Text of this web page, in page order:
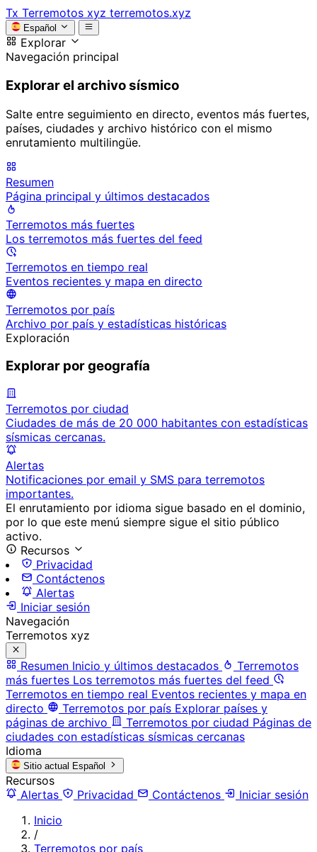
Tx Terremotos xyz terremotos.xyz
Español
Explorar
Navegación principal
Explorar el archivo sísmico
Salte entre seguimiento en directo, eventos más fuertes,
países, ciudades y archivo histórico con el mismo
enrutamiento multilingüe.
Resumen
Página principal y últimos destacados
Terremotos más fuertes
Los terremotos más fuertes del feed
Terremotos en tiempo real
Eventos recientes y mapa en directo
Terremotos por país
Archivo por país y estadísticas históricas
Exploración
Explorar por geografía
Terremotos por ciudad
Ciudades de más de 20 000 habitantes con estadísticas
sísmicas cercanas.
Alertas
Notificaciones por email y SMS para terremotos
importantes.
El enrutamiento por idioma sigue basado en el dominio,
por lo que este menú siempre sigue el sitio público
activo.
Recursos
Privacidad
Contáctenos
Alertas
Iniciar sesión
Navegación
Terremotos xyz
Resumen Inicio y últimos destacados
Terremotos
más fuertes Los terremotos más fuertes del feed
Terremotos en tiempo real Eventos recientes y mapa en
directo
Terremotos por país Explorar países y
páginas de archivo
Terremotos por ciudad Páginas de
ciudades con estadísticas sísmicas cercanas
Idioma
Sitio actual Español
Recursos
Alertas
Privacidad Contáctenos
Iniciar sesión
Inicio
/
Terremotos por país